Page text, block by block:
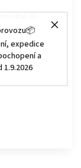
expedice
a